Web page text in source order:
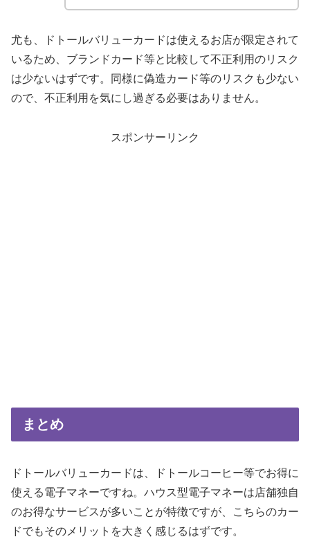
尤も、ドトールバリューカードは使えるお店が限定されて
いるため、ブランドカード等と比較して不正利用のリスク
は少ないはずです。同様に偽造カード等のリスクも少ない
ので、不正利用を気にし過ぎる必要はありません。
スポンサーリンク
まとめ
ドトールバリューカードは、ドトールコーヒー等でお得に
使える電子マネーですね。ハウス型電子マネーは店舗独自
のお得なサービスが多いことが特徴ですが、こちらのカー
ドでもそのメリットを大きく感じるはずです。